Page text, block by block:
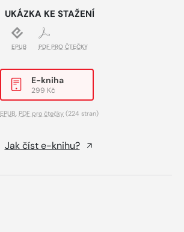
UKÁZKA KE STAŽENÍ
EPUB PDF PRO ČTEČKY
E-kniha
299 Kč
EPUB PDF pro čtečky (224 stran)
Jak číst e-knihu?